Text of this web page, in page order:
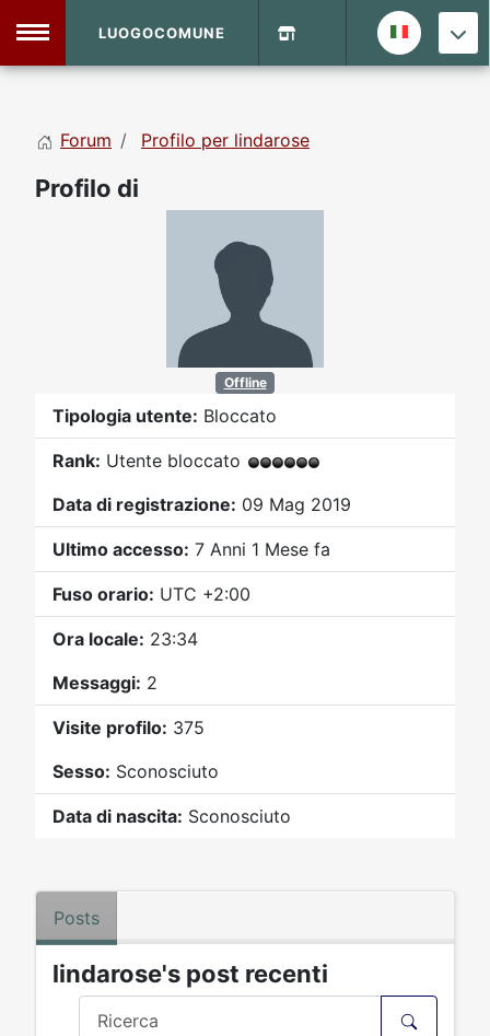
Forum
LUOGOCOMUNE
Forum Profilo per lindarose
Profilo di
Offline
Tipologia utente: Bloccato
Rank: Utente bloccato
Data di registrazione: 09 Mag 2019
Ultimo accesso: 7 Anni 1 Mese fa
Fuso orario: UTC +2:00
Ora locale: 23:34
Messaggi: 2
Visite profilo: 375
Sesso: Sconosciuto
Data di nascita: Sconosciuto
Posts
lindarose's post recenti